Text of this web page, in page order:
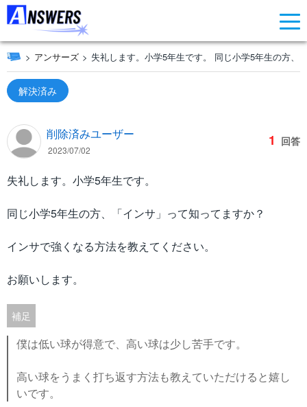
アンサーズ 失礼します。小学5年生です。 同じ小学5年生の方、
解決済み
削除済みユーザー
2023/07/02
1 回答
失礼します。小学5年生です。
同じ小学5年生の方、「インサ」って知ってますか？
インサで強くなる方法を教えてください。
お願いします。
補足
僕は低い球が得意で、高い球は少し苦手です。
高い球をうまく打ち返す方法も教えていただけると嬉し
いです。